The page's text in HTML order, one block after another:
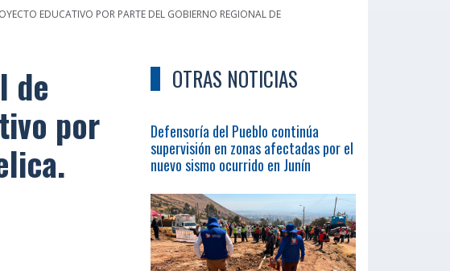
EDUCATIVO POR PARTE DEL GOBIERNO REGIONAL DE
de
por
OTRAS NOTICIAS
Defensoría del Pueblo continúa
supervisión en zonas afectadas por el
nuevo sismo ocurrido en Junín